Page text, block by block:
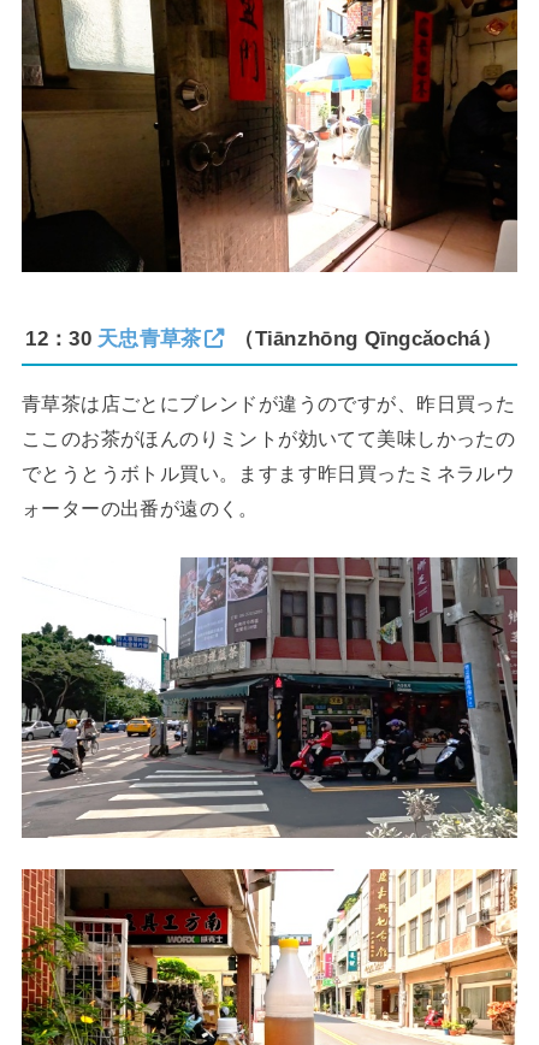
12：30 天忠青草茶 （Tiānzhōng Qīngcǎochá）
青草茶は店ごとにブレンドが違うのですが、昨日買った
ここのお茶がほんのりミントが効いてて美味しかったの
でとうとうボトル買い。ますます昨日買ったミネラルウ
ォーターの出番が遠のく。